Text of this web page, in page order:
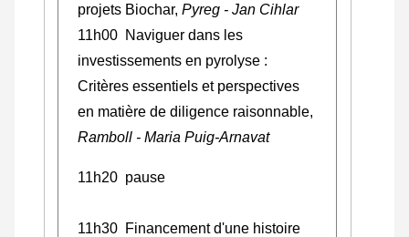
projets Biochar,Pyreg - Jan Cihlar
11h00 Naviguer dans les
investissements en pyrolyse :
Critères essentiels et perspectives
en matière de diligence raisonnable,
Ramboll - Maria Puig-Arnavat
11h20 pause
11h30 Financement d'une histoire